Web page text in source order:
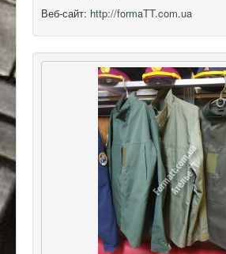
Веб-сайт: http://formaTT.com.ua